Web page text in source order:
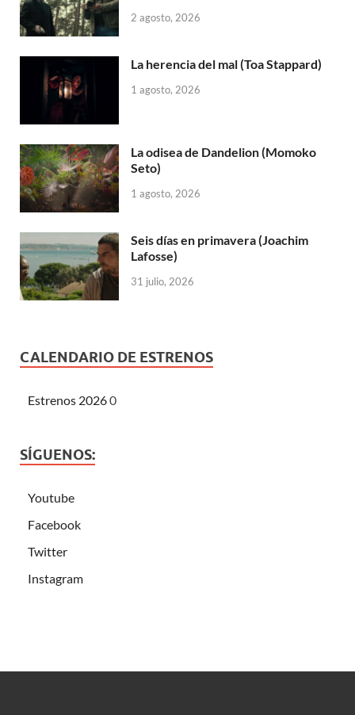
2 agosto, 2026
La herencia del mal (Toa Stappard)
1 agosto, 2026
La odisea de Dandelion (Momoko
Seto)
1 agosto, 2026
Seis días en primavera (Joachim
Lafosse)
31 julio, 2026
CALENDARIO DE ESTRENOS
Estrenos 20260
SÍGUENOS:
Youtube
Facebook
Twitter
Instagram